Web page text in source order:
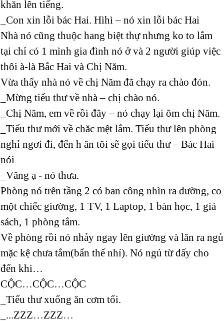
khăn lên tiếng.
_Con xin lỗi bác Hai. Hìhì – nó xin lỗi bác Hai
Nhà nó cũng thuộc hang biệt thự nhưng ko to lắm
tại chỉ có 1 mình gia đình nó ở và 2 người giúp việc
thôi à-là Bắc Hai và Chị Năm.
Vừa thấy nhà nó về chị Năm đã chạy ra chào đón.
_Mừng tiểu thư về nhà – chị chào nó.
_Chị Năm, em về rồi đây – nó chạy lại ôm chị Năm.
_Tiểu thư mới về chăc mệt lắm. Tiểu thư lên phòng
nghỉ ngơi đi, đến h ăn tôi sẽ gọi tiểu thư – Bác Hai
nói
_Vâng ạ - nó thưa.
Phòng nó trên tầng 2 có ban công nhìn ra đường, co
một chiếc giường, 1 TV, 1 Laptop, 1 bàn học, 1 giá
sách, 1 phòng tắm.
Về phòng rồi nó nhảy ngay lên giường và lăn ra ngủ
mặc kệ chưa tắm(bẩn thế nhỉ). Nó ngủ từ đấy cho
đến khi…
CỘC…CỘC…CỘC
_Tiểu thư xuống ăn cơm tối.
_...ZZZ…ZZZ…